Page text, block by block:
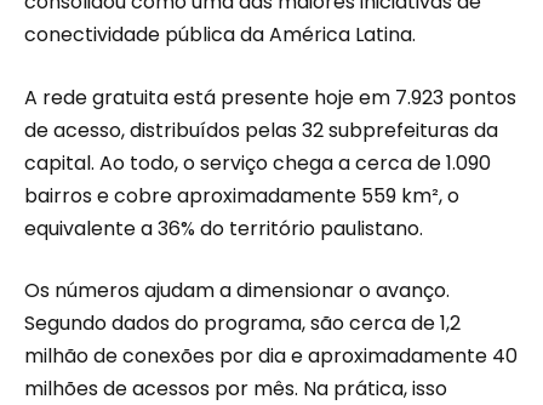
conectividade pública da América Latina.
A rede gratuita está presente hoje em 7.923 pontos
de acesso, distribuídos pelas 32 subprefeituras da
capital. Ao todo, o serviço chega a cerca de 1.090
bairros e cobre aproximadamente 559 km², o
equivalente a 36% do território paulistano.
Os números ajudam a dimensionar o avanço.
Segundo dados do programa, são cerca de 1,2
milhão de conexões por dia e aproximadamente 40
milhões de acessos por mês. Na prática, isso